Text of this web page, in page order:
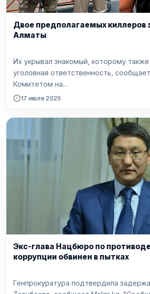
Двое предполагаемых киллеров
Алматы
Их укрывал знакомый, которому также
уголовная ответственность,
Комитетом на...
17 июля 2025
Экс-глава Нацбюро по
коррупции обвинен в пытках
Генпрокуратура подтвердила